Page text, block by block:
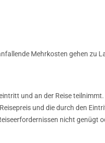
Mehrkosten gehen zu
und an der Reise
und die durch den
nicht genügt